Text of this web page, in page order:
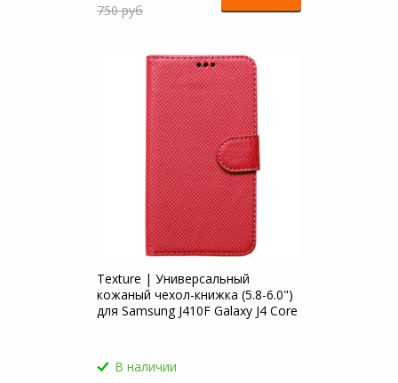
750 руб
Texture | Универсальный
кожаный чехол-книжка (5.8-6.0")
для Samsung J410F Galaxy J4 Core
В наличии